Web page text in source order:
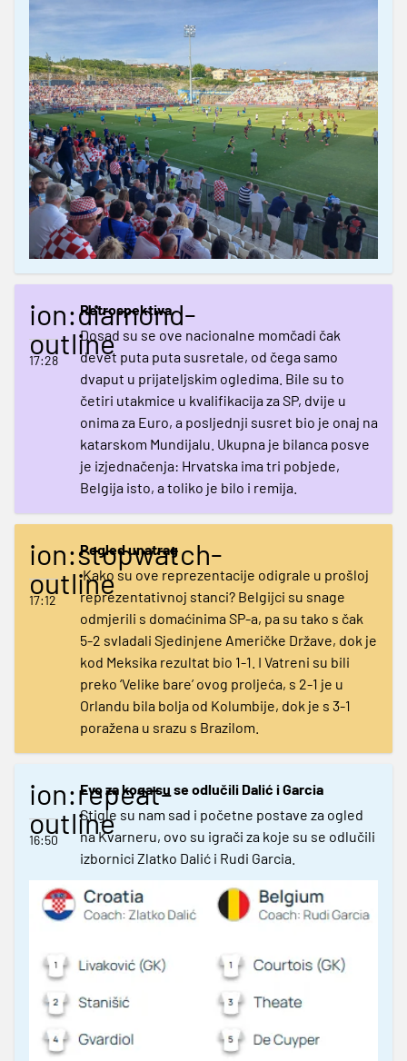
ion:diamond-
outline
17:28
Retrospektiva
Dosad su se ove nacionalne momčadi čak
devet puta puta susretale, od čega samo
dvaput u prijateljskim ogledima. Bile su to
četiri utakmice u kvalifikacija za SP, dvije u
onima za Euro, a posljednji susret bio je onaj na
katarskom Mundijalu. Ukupna je bilanca posve
je izjednačenja: Hrvatska ima tri pobjede,
Belgija isto, a toliko je bilo i remija.
ion:stopwatch-
outline
17:12
Pogled unatrag
Kako su ove reprezentacije odigrale u prošloj
reprezentativnoj stanci? Belgijci su snage
odmjerili s domaćinima SP-a, pa su tako s čak
5-2 svladali Sjedinjene Američke Države, dok je
kod Meksika rezultat bio 1-1. I Vatreni su bili
preko ‘Velike bare’ ovog proljeća, s 2-1 je u
Orlandu bila bolja od Kolumbije, dok je s 3-1
poražena u srazu s Brazilom.
ion:repeat-
outline
16:50
Evo za koga su se odlučili Dalić i Garcia
Stigle su nam sad i početne postave za ogled
na Kvarneru, ovo su igrači za koje su se odlučili
izbornici Zlatko Dalić i Rudi Garcia.